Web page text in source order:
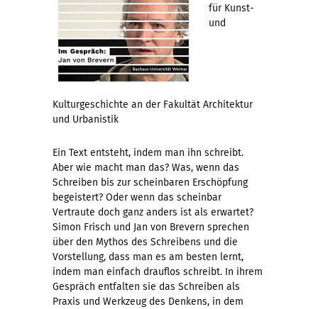
für Kunst-
und
Kulturgeschichte an der Fakultät Architektur
und Urbanistik
Ein Text entsteht, indem man ihn schreibt.
Aber wie macht man das? Was, wenn das
Schreiben bis zur scheinbaren Erschöpfung
begeistert? Oder wenn das scheinbar
Vertraute doch ganz anders ist als erwartet?
Simon Frisch und Jan von Brevern sprechen
über den Mythos des Schreibens und die
Vorstellung, dass man es am besten lernt,
indem man einfach drauflos schreibt. In ihrem
Gespräch entfalten sie das Schreiben als
Praxis und Werkzeug des Denkens, in dem